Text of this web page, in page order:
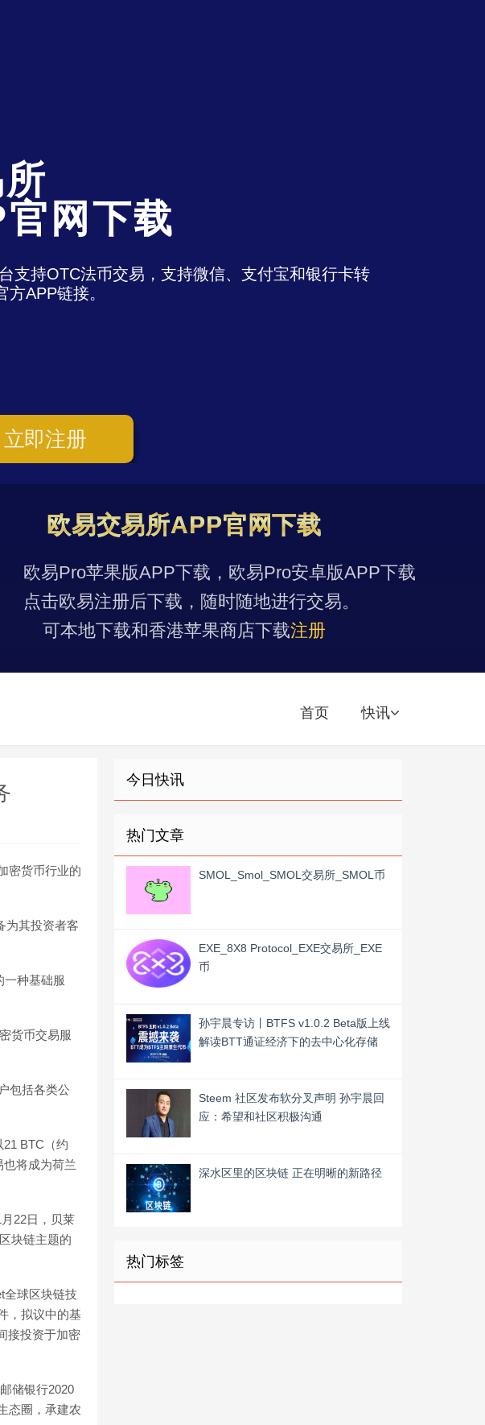
网下载
支持OTC法币交易，支持微信、支付宝和银行卡转
APP链接。
立即注册
欧易交易所APP官网下载
欧易Pro苹果版APP下载，欧易Pro安卓版APP下载
点击欧易注册后下载，随时随地进行交易。
可本地下载和香港苹果商店下载注册
首页 快讯
密货币行业的
为其投资者客
一种基础服
货币交易服
包括各类公
BTC（约
将成为荷兰
22日，贝莱
块链主题的
全球区块链技
，拟议中的基
接投资于加密
储银行2020
态圈，承建农
今日快讯
热门文章
SMOL_Smol_SMOL交易所_SMOL币
EXE_8X8 Protocol_EXE交易所_EXE
币
孙宇晨专访丨BTFS v1.0.2 Beta版上线
解读BTT通证经济下的去中心化存储
Steem 社区发布软分叉声明 孙宇晨回
应：希望和社区积极沟通
深水区里的区块链 正在明晰的新路径
热门标签